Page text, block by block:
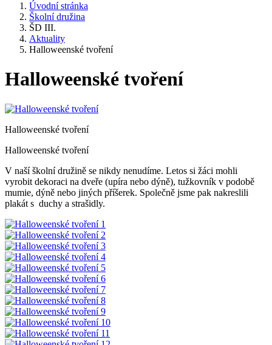
Úvodní stránka
Školní družina
ŠD III.
Aktuality
Halloweenské tvoření
Halloweenské tvoření
Halloweenské tvoření
Halloweenské tvoření
V naší školní družině se nikdy nenudíme. Letos si žáci mohli
vyrobit dekoraci na dveře (upíra nebo dýně), tužkovník v podobě
mumie, dýně nebo jiných příšerek. Společně jsme pak nakreslili
plakát s duchy a strašidly.